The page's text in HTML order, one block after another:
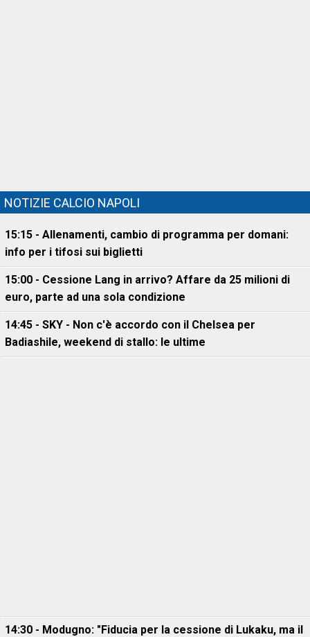
NOTIZIE CALCIO NAPOLI
15:15 - Allenamenti, cambio di programma per domani:
info per i tifosi sui biglietti
15:00 - Cessione Lang in arrivo? Affare da 25 milioni di
euro, parte ad una sola condizione
14:45 - SKY - Non c'è accordo con il Chelsea per
Badiashile, weekend di stallo: le ultime
14:30 - Modugno: "Fiducia per la cessione di Lukaku, ma il